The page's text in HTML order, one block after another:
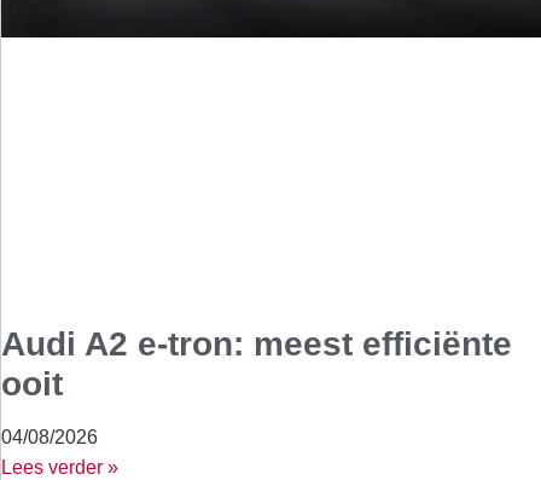
Audi A2 e-tron: meest efficiënte
ooit
04/08/2026
Lees verder »